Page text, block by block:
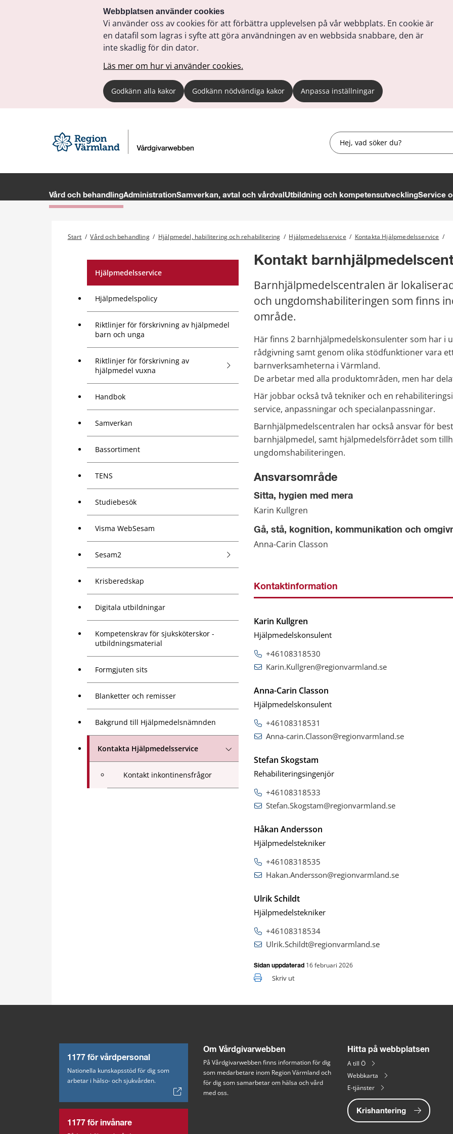
Webbplatsen använder cookies
Vi använder oss av cookies för att förbättra upplevelsen på vår webbplats. En cookie är
en datafil som lagras i syfte att göra användningen av en webbsida snabbare, den är
inte skadlig för din dator.
Läs mer om hur vi använder cookies.
Godkänn alla kakor Godkänn nödvändiga kakor Anpassa inställningar
Sök
Vård och behandlingAdministrationSamverkan, avtal och vårdval Utbildning och kompetensutvecklingService
Start / Vård och behandling / Hjälpmedel, habilitering och rehabilitering / Hjälpmedelsservice / Kontakta Hjälpmedelsservice /
Hjälpmedelsservice
Hjälpmedelspolicy
Riktlinjer för förskrivning av hjälpmedel
barn och unga
Riktlinjer för förskrivning av
hjälpmedel vuxna
Handbok
Samverkan
Bassortiment
TENS
Studiebesök
Visma WebSesam
Sesam2
Krisberedskap
Digitala utbildningar
Kompetenskrav för sjuksköterskor -
utbildningsmaterial
Formgjuten sits
Blanketter och remisser
Bakgrund till Hjälpmedelsnämnden
Kontakta Hjälpmedelsservice
Kontakt inkontinensfrågor
Kontakt
Barnhjälpmedelscentralen är
och ungdomshabiliteringen som finns
område.
Här finns 2 barnhjälpmedelskonsulenter som har i
rådgivning samt genom olika stödfunktioner vara
barnverksamheterna i Värmland.
De arbetar med alla produktområden, men har
Här jobbar också två tekniker och en
service, anpassningar och specialanpassningar.
Barnhjälpmedelscentralen har också ansvar för
barnhjälpmedel, samt hjälpmedelsförrådet som
ungdomshabiliteringen.
Ansvarsområde
Sitta, hygien med mera
Karin Kullgren
Gå, stå, kognition, kommunikation och
Anna-Carin Classon
Kontaktinformation
Karin Kullgren
Hjälpmedelskonsulent
+46108318530
Karin.Kullgren@regionvarmland.se
Anna-Carin Classon
Hjälpmedelskonsulent
+46108318531
Anna-carin.Classon@regionvarmland.se
Stefan Skogstam
Rehabiliteringsingenjör
+46108318533
Stefan.Skogstam@regionvarmland.se
Håkan Andersson
Hjälpmedelstekniker
+46108318535
Hakan.Andersson@regionvarmland.se
Ulrik Schildt
Hjälpmedelstekniker
+46108318534
Ulrik.Schildt@regionvarmland.se
Sidan uppdaterad 16 februari 2026
Skriv ut
1177 för vårdpersonal
Nationella kunskapsstöd för dig som
arbetar i hälso- och sjukvården.
1177 för invånare
Om Vårdgivarwebben
På Vårdgivarwebben finns information för dig
som medarbetare inom Region Värmland och
för dig som samarbetar om hälsa och vård
med oss.
Hitta på webbplatsen
A till Ö
Webbkarta
E-tjänster
Krishantering